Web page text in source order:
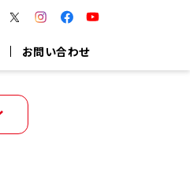
お問い合わせ
楽チン屋®